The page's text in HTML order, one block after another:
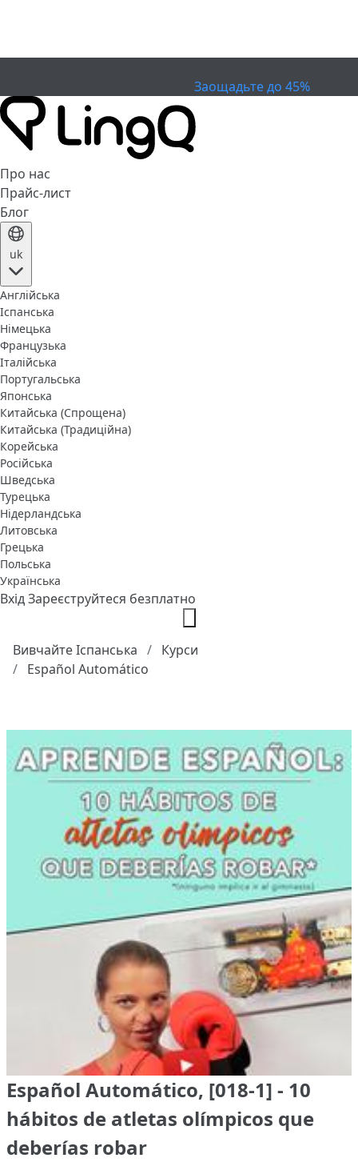
Заощадьте до 45%
Про нас
Прайс-лист
Блог
uk
Англійська
Іспанська
Німецька
Французька
Італійська
Португальська
Японська
Китайська (Спрощена)
Китайська (Традиційна)
Корейська
Російська
Шведська
Турецька
Нідерландська
Литовська
Грецька
Польська
Українська
ВхідЗареєструйтеся безплатно
Вивчайте Іспанська
Курси
Español Automático
Español Automático, [018-1] - 10
hábitos de atletas olímpicos que
deberías robar